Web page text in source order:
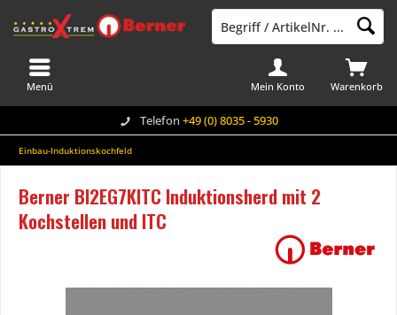
Telefon +49 (0) 8035 - 5930
Warenkorb
Mein Konto
Menü
Einbau-Induktionskochfeld
Berner BI2EG7KITC Induktionsherd mit 2
Kochstellen und ITC